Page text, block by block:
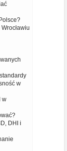
w
w
DHI i